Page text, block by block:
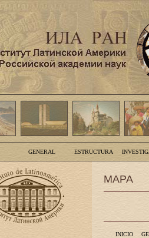
GENERAL ESTRUCTURA
MAPA
INICIO